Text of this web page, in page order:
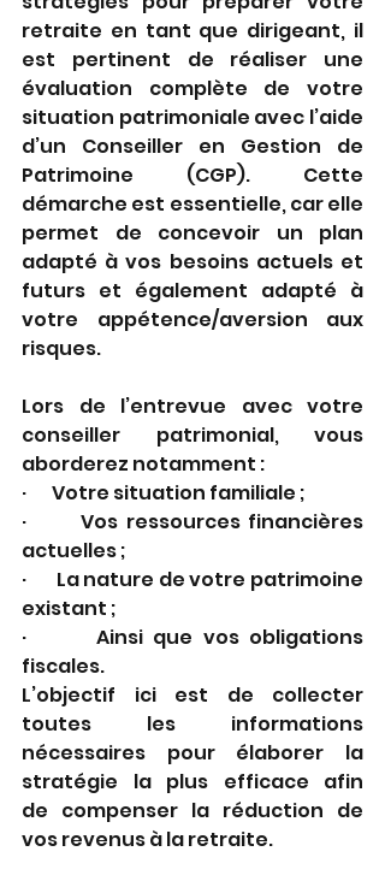
retraite en tant que dirigeant, il
est pertinent de réaliser une
évaluation complète de votre
situation patrimoniale avec l’aide
d’un Conseiller en Gestion de
Patrimoine (CGP). Cette
démarche est essentielle, car elle
permet de concevoir un plan
adapté à vos besoins actuels et
futurs et également adapté à
votre appétence/aversion aux
risques.
Lors de l’entrevue avec votre
conseiller patrimonial, vous
aborderez notamment :
·       Votre situation familiale ;
·       Vos ressources financières
actuelles ;
·       La nature de votre patrimoine
existant ;
·       Ainsi que vos obligations
fiscales.
L’objectif ici est de collecter
toutes les informations
nécessaires pour élaborer la
stratégie la plus efficace afin
de compenser la réduction de
vos revenus à la retraite.